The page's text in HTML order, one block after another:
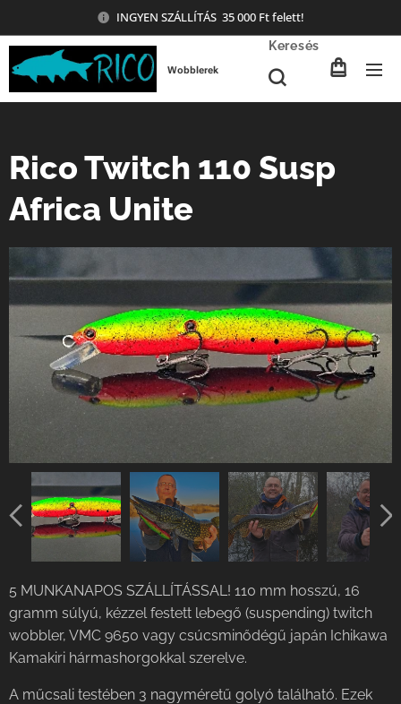
INGYEN SZÁLLÍTÁS 35 000 Ft felett!
Wobblerek
Keresés
Rico Twitch 110 Susp
Africa Unite
5 MUNKANAPOS SZÁLLÍTÁSSAL! 110 mm hosszú, 16
gramm súlyú, kézzel festett lebegő (suspending) twitch
wobbler, VMC 9650 vagy csúcsminődégű japán Ichikawa
Kamakiri hármashorgokkal szerelve.
A műcsali testében 3 nagyméretű golyó található. Ezek